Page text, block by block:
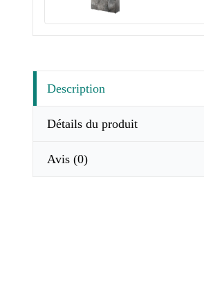
Description
Détails du produit
Avis (0)